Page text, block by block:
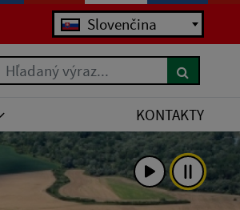
Jazyk Slovenčina
Hľadaný výraz...
KONTAKTY